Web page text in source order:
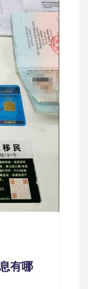
有哪